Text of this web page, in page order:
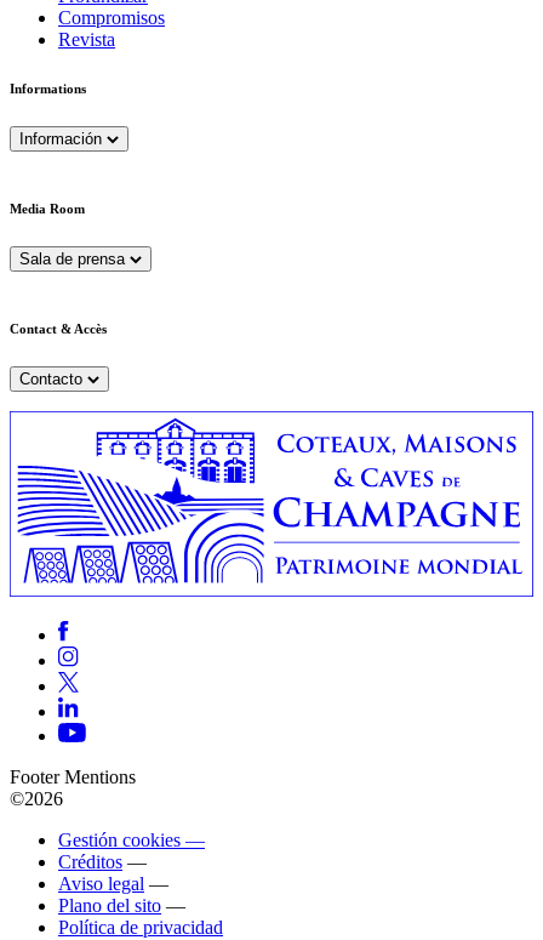
Compromisos
Revista
Informations
Información
Media Room
Sala de prensa
Contact & Accès
Contacto
Footer Mentions
©2026
Gestión cookies —
Créditos —
Aviso legal —
Plano del sito —
Política de privacidad